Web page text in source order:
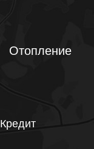
Отопление
Кредит